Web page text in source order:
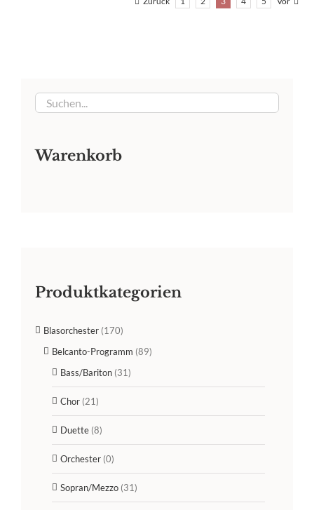
Produktkategorien
Blasorchester (170)
Belcanto-Programm (89)
Bass/Bariton (31)
Chor (21)
Duette (8)
Orchester (0)
Sopran/Mezzo (31)
Warenkorb